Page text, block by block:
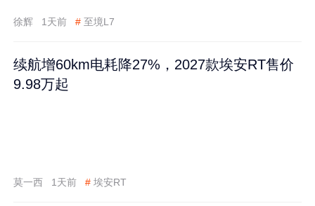
徐辉 1天前 # 至境L7
续航增60km电耗降27%，2027款埃安RT售价
9.98万起
莫一西 1天前 # 埃安RT